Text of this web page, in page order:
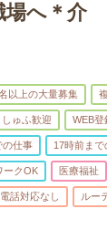
場へ＊介
以上の大量募集
しゅふ歓迎 WEB登
の仕事 17時前まで
ークOK 医療福祉
電話対応なし ルー